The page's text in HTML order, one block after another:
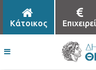
Κάτοικος